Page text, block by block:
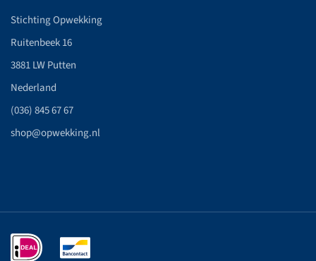
Stichting Opwekking
Ruitenbeek 16
3881 LW Putten
Nederland
(036) 845 67 67
shop@opwekking.nl